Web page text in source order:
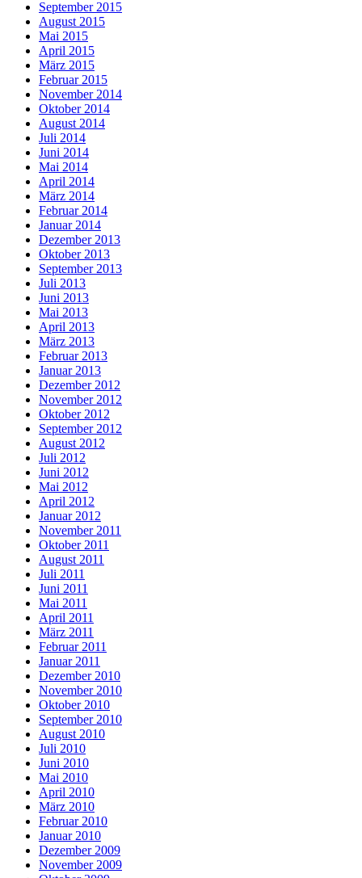
September 2015
August 2015
Mai 2015
April 2015
März 2015
Februar 2015
November 2014
Oktober 2014
August 2014
Juli 2014
Juni 2014
Mai 2014
April 2014
März 2014
Februar 2014
Januar 2014
Dezember 2013
Oktober 2013
September 2013
Juli 2013
Juni 2013
Mai 2013
April 2013
März 2013
Februar 2013
Januar 2013
Dezember 2012
November 2012
Oktober 2012
September 2012
August 2012
Juli 2012
Juni 2012
Mai 2012
April 2012
Januar 2012
November 2011
Oktober 2011
August 2011
Juli 2011
Juni 2011
Mai 2011
April 2011
März 2011
Februar 2011
Januar 2011
Dezember 2010
November 2010
Oktober 2010
September 2010
August 2010
Juli 2010
Juni 2010
Mai 2010
April 2010
März 2010
Februar 2010
Januar 2010
Dezember 2009
November 2009